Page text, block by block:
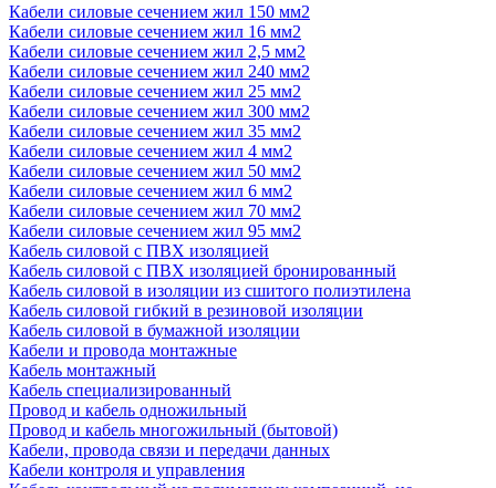
Кабели силовые сечением жил 150 мм2
Кабели силовые сечением жил 16 мм2
Кабели силовые сечением жил 2,5 мм2
Кабели силовые сечением жил 240 мм2
Кабели силовые сечением жил 25 мм2
Кабели силовые сечением жил 300 мм2
Кабели силовые сечением жил 35 мм2
Кабели силовые сечением жил 4 мм2
Кабели силовые сечением жил 50 мм2
Кабели силовые сечением жил 6 мм2
Кабели силовые сечением жил 70 мм2
Кабели силовые сечением жил 95 мм2
Кабель силовой с ПВХ изоляцией
Кабель силовой с ПВХ изоляцией бронированный
Кабель силовой в изоляции из сшитого полиэтилена
Кабель силовой гибкий в резиновой изоляции
Кабель силовой в бумажной изоляции
Кабели и провода монтажные
Кабель монтажный
Кабель специализированный
Провод и кабель одножильный
Провод и кабель многожильный (бытовой)
Кабели, провода связи и передачи данных
Кабели контроля и управления